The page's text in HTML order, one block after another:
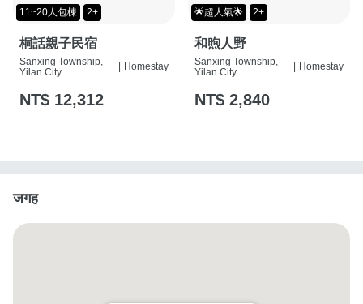
11~20人包棟 2+
桐話親子民宿
Sanxing Township,
Yilan City
Homestay
NT$ 12,312
🌟超人氣🌟 2+
和煦人野
Sanxing Township,
Yilan City
Homestay
NT$ 2,840
जगह